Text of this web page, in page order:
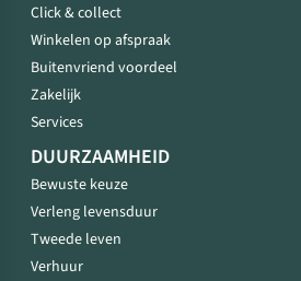
Click & collect
Winkelen op afspraak
Buitenvriend voordeel
Zakelijk
Services
DUURZAAMHEID
Bewuste keuze
Verleng levensduur
Tweede leven
Verhuur